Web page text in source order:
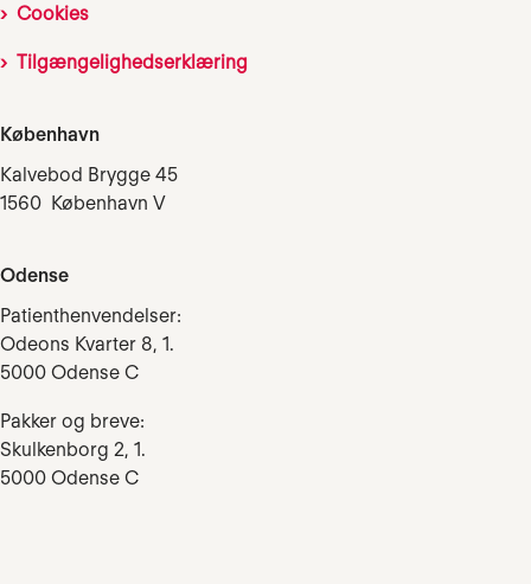
Cookies
Tilgængelighedserklæring
København
Kalvebod Brygge 45
1560 København V
Odense
Patienthenvendelser:
Odeons Kvarter 8, 1.
5000 Odense C
Pakker og breve:
Skulkenborg 2, 1.
5000 Odense C